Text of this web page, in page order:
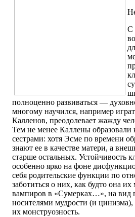
С
полноценно развиваться —
многому научился, например
Калленов, преодолевает жажду
Тем не менее Каллены
сестрами: хотя Эсме по времени
знают ее в качестве матери, а
старше остальных. Устойчивость
особенно ярко на фоне
себя родительские функции по
заботиться о них, как будто она
вампиров в «Сумерках…», на вид
носителями мудрости (и цинизма),
их монструозность.